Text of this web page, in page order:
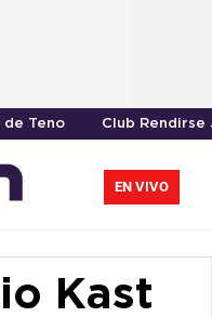
de Teno Club Rendirse
EN VIVO
Kast